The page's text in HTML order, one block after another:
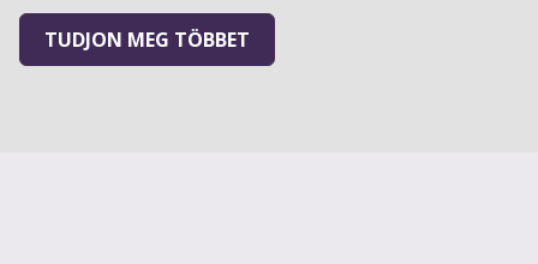
TUDJON MEG TÖBBET